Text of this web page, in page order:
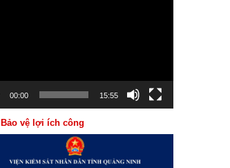
00:00 15:55
Bảo vệ lợi ích công